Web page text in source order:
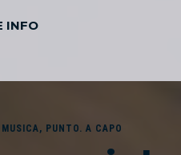
INFO
MUSICA, PUNTO. A CAPO